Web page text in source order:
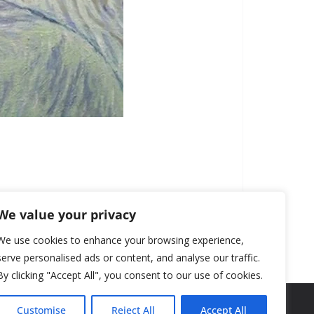
value your privacy
use cookies to enhance your browsing experience,
personalised ads or content, and analyse our traffic.
clicking "Accept All", you consent to our use of cookies.
Customise Reject All Accept All